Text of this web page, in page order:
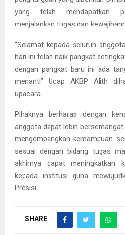
yang telah mendapatkan
menjalankan tugas dan
“Selamat kepada seluruh
hari ini telah naik pangkat
dengan pangkat baru ini ada
menanti” Ucap AKBP Alith
upacara.
Pihaknya berharap dengan
anggota dapat lebih bersemangat
mengembangkan kemampuan
sesuai dengan bidang tugas
akhirnya dapat meningkatkan
kepada institusi guna
Presisi.
SHARE